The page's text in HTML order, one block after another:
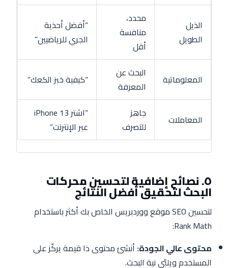
الذيل
الطويل
محدد،
منافسة
أقل
“أفضل أحذية
الجري للرياضيين”
المعلوماتية
البحث عن
المعرفة
“كيفية خبز الكعك”
المعاملات
جاهز
للتصرف
“اشتر iPhone 13
عبر الإنترنت”
٥. نصائح إضافية لتحسين محركات
البحث لتحقيق أفضل النتائج
لتحسين SEO موقع ووردبريس الخاص بك أكثر باستخدام
Rank Math:
محتوى عالي الجودة: أنشئ محتوى ذا قيمة يركّز على
المستخدم ويلبّي نية البحث.